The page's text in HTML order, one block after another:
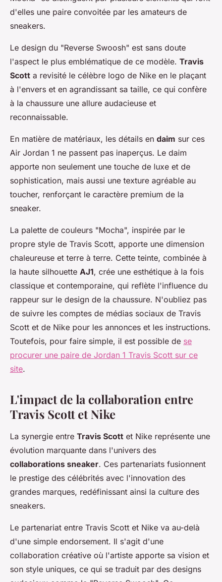
d'elles une paire convoitée par les amateurs de
sneakers.
Le design du "Reverse Swoosh" est sans doute
l'aspect le plus emblématique de ce modèle. Travis
Scott a revisité le célèbre logo de Nike en le plaçant
à l'envers et en agrandissant sa taille, ce qui confère
à la chaussure une allure audacieuse et
reconnaissable.
En matière de matériaux, les détails en daim sur ces
Air Jordan 1 ne passent pas inaperçus. Le daim
apporte non seulement une touche de luxe et de
sophistication, mais aussi une texture agréable au
toucher, renforçant le caractère premium de la
sneaker.
La palette de couleurs "Mocha", inspirée par le
propre style de Travis Scott, apporte une dimension
chaleureuse et terre à terre. Cette teinte, combinée à
la haute silhouette AJ1, crée une esthétique à la fois
classique et contemporaine, qui reflète l'influence du
rappeur sur le design de la chaussure. N'oubliez pas
de suivre les comptes de médias sociaux de Travis
Scott et de Nike pour les annonces et les instructions.
Toutefois, pour faire simple, il est possible de se
procurer une paire de Jordan 1 Travis Scott sur ce
site.
L'impact de la collaboration entre
Travis Scott et Nike
La synergie entre Travis Scott et Nike représente une
évolution marquante dans l'univers des
collaborations sneaker. Ces partenariats fusionnent
le prestige des célébrités avec l'innovation des
grandes marques, redéfinissant ainsi la culture des
sneakers.
Le partenariat entre Travis Scott et Nike va au-delà
d'une simple endorsement. Il s'agit d'une
collaboration créative où l'artiste apporte sa vision et
son style uniques, ce qui se traduit par des designs